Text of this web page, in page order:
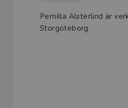
Pernilla Alsterlind är
Storgöteborg.